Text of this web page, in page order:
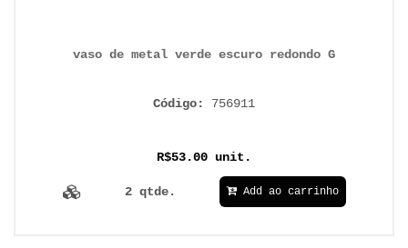
vaso de metal verde escuro redondo G
Código: 756911
R$53.00 unit.
2 qtde. Add ao carrinho